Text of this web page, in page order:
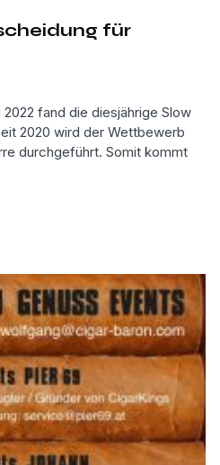
für
fand die diesjährige Slow
2020 wird der Wettbewerb
durchgeführt. Somit kommt